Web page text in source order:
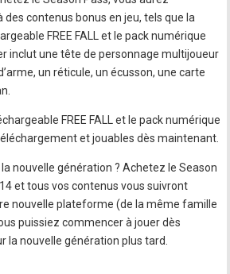
contenus bonus en jeu, tels que la
FREE FALL et le pack numérique
inclut une tête de personnage multijoueur
un réticule, un écusson, une carte
FREE FALL et le pack numérique
et jouables dès maintenant.
nouvelle génération ? Achetez le Season
et tous vos contenus vous suivront
nouvelle plateforme (de la même famille
puissiez commencer à jouer dès
la nouvelle génération plus tard.